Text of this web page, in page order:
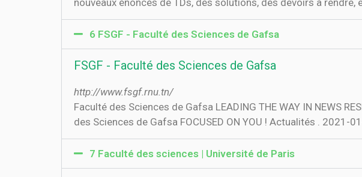
nouveaux énoncés de TDs, des solutions, des devoirs à rendre,
6 FSGF - Faculté des Sciences de Gafsa
FSGF - Faculté des Sciences de Gafsa
http://www.fsgf.rnu.tn/
Faculté des Sciences de Gafsa LEADING THE WAY IN NEWS
7 Faculté des sciences | Université de Paris